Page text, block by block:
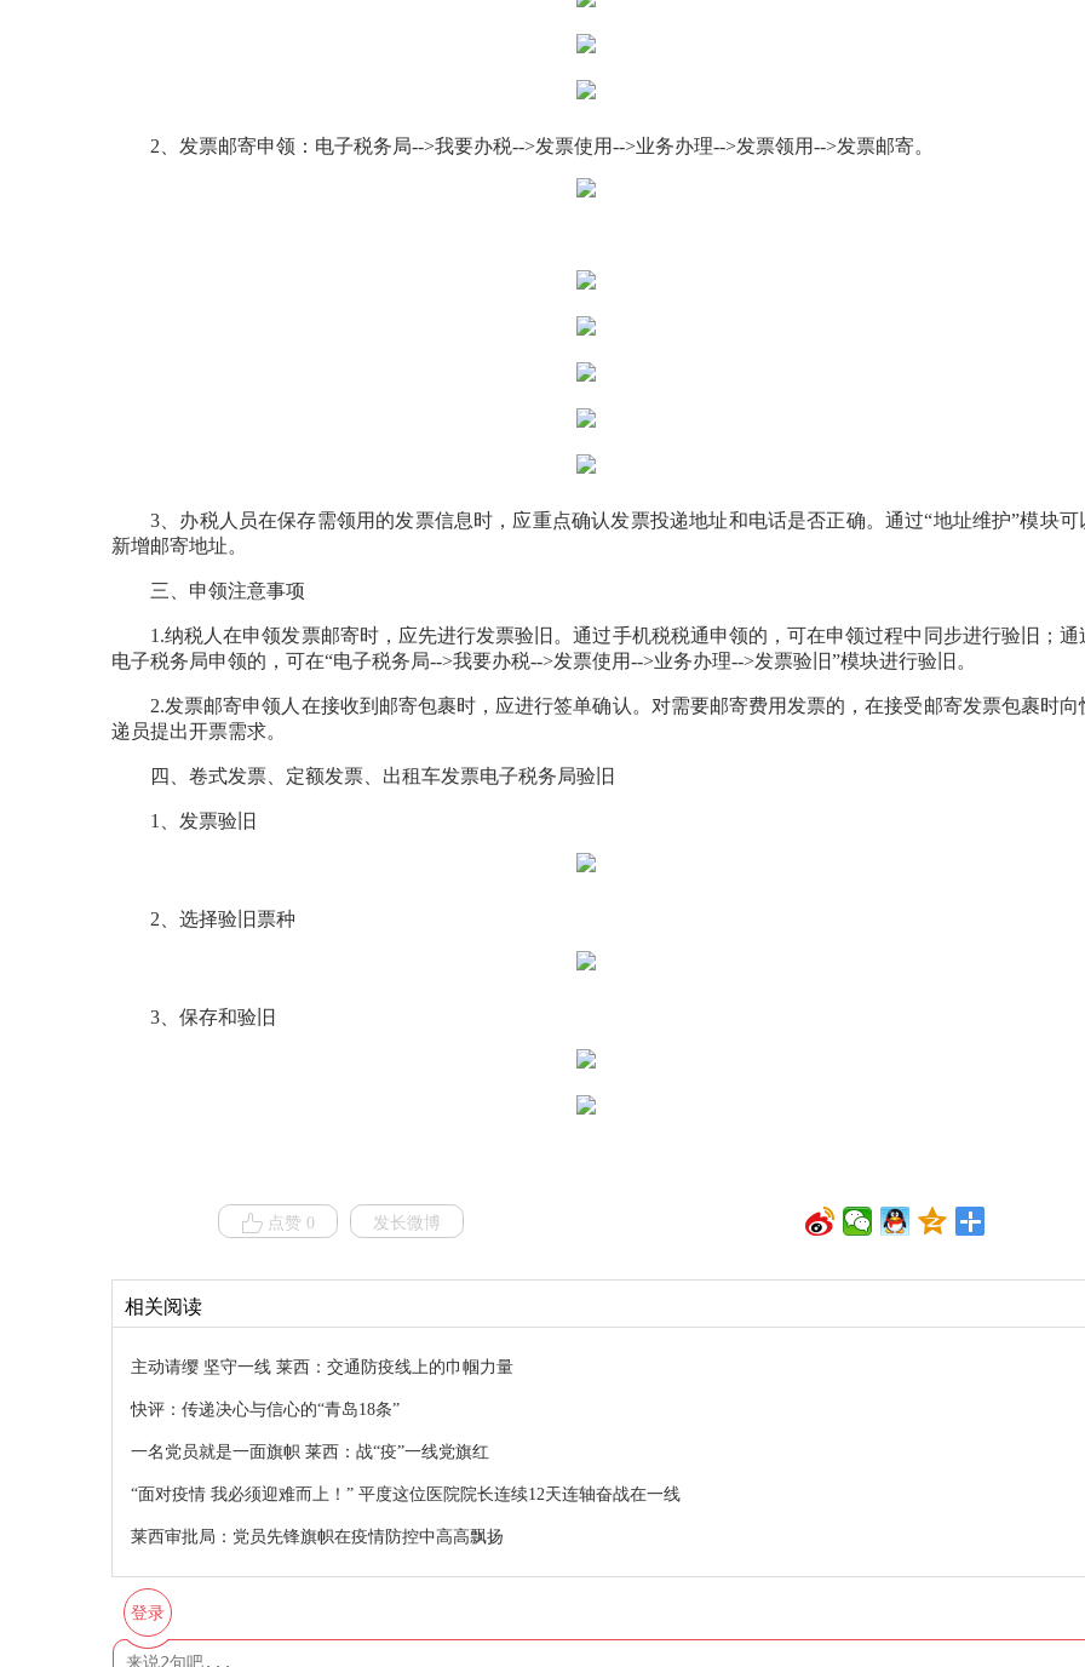
2、发票邮寄申领：电子税务局-->我要办税-->发票使用-->业务办理-->发票领用-->发票邮寄。
3、办税人员在保存需领用的发票信息时，应重点确认发票投递地址和电话是否正确。通过“地址维护”模块可
新增邮寄地址。
三、申领注意事项
1.纳税人在申领发票邮寄时，应先进行发票验旧。通过手机税税通申领的，可在申领过程中同步进行验旧；通
电子税务局申领的，可在“电子税务局-->我要办税-->发票使用-->业务办理-->发票验旧”模块进行验旧。
2.发票邮寄申领人在接收到邮寄包裹时，应进行签单确认。对需要邮寄费用发票的，在接受邮寄发票包裹时向
递员提出开票需求。
四、卷式发票、定额发票、出租车发票电子税务局验旧
1、发票验旧
2、选择验旧票种
3、保存和验旧
点赞 0 发长微博
相关阅读
主动请缨 坚守一线 莱西：交通防疫线上的巾帼力量
快评：传递决心与信心的“青岛18条”
一名党员就是一面旗帜 莱西：战“疫”一线党旗红
“面对疫情 我必须迎难而上！” 平度这位医院院长连续12天连轴奋战在一线
莱西审批局：党员先锋旗帜在疫情防控中高高飘扬
登录